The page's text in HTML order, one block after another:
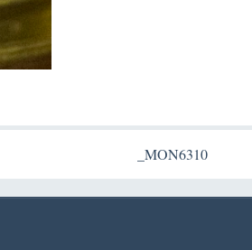
_MON6310